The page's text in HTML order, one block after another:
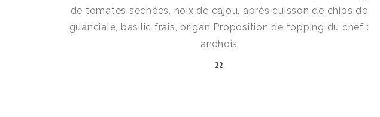
de tomates séchées, noix de cajou, après cuisson de chips de
guanciale, basilic frais, origan Proposition de topping du chef :
anchois
22